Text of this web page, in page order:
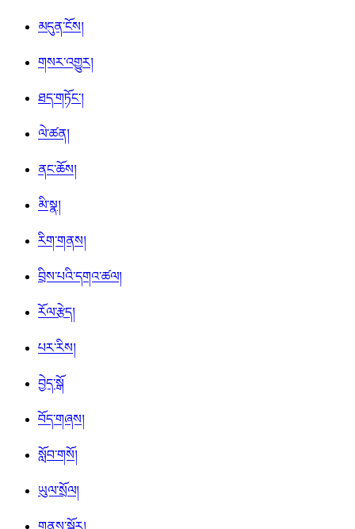
མདུན་ངོས།
གསར་འགྱུར།
ཐད་གཏོང་།
ལེ་ཚན།
ནང་ཆོས།
མི་སྣ།
རིག་གནས།
བྲིས་པའི་དགའ་ཚལ།
རོལ་རྩེད།
པར་རིས།
བྱེད་སྒོ
བོད་གཞས།
སློབ་གསོ།
ཡུལ་སྲོལ།
གནས་སྐོར།